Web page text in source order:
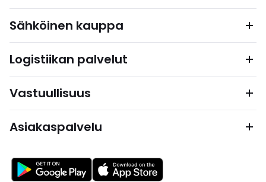
Sähköinen kauppa
Logistiikan palvelut
Vastuullisuus
Asiakaspalvelu